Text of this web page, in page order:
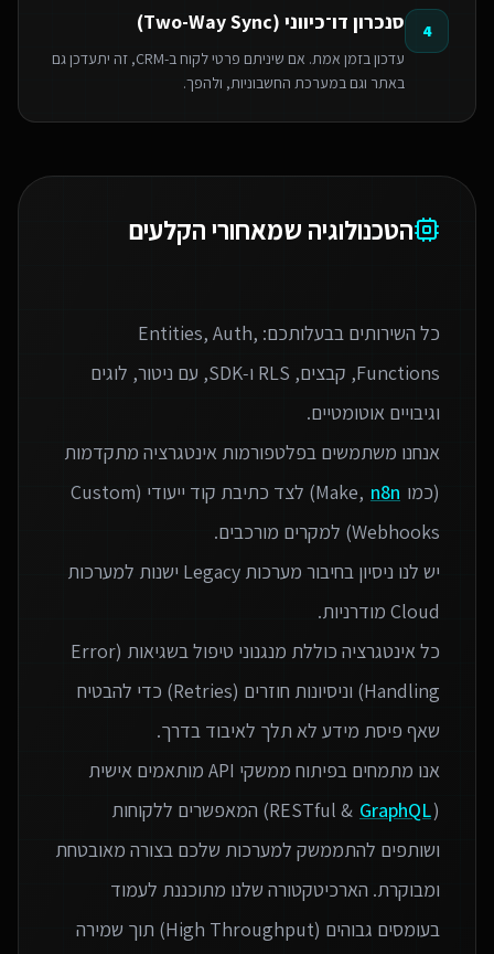
4 סנכרון דו־כיווני (Two-Way Sync)
עדכון בזמן אמת. אם שיניתם פרטי לקוח ב-CRM, זה יתעדכן גם
באתר וגם במערכת החשבוניות, ולהפך.
הטכנולוגיה שמאחורי הקלעים
כל השירותים בבעלותכם: Entities, Auth,
Functions, קבצים, RLS ו‑SDK, עם ניטור, לוגים
אנחנו משתמשים בפלטפורמות אינטגרציה מתקדמות
(כמו Make, n8n
) לצד כתיבת קוד ייעודי (Custom
יש לנו ניסיון בחיבור מערכות Legacy ישנות למערכות
כל אינטגרציה כוללת מנגנוני טיפול בשגיאות (Error
Handling) וניסיונות חוזרים (Retries) כדי להבטיח
אנו מתמחים בפיתוח ממשקי API מותאמים אישית
(RESTful &
GraphQL
) המאפשרים ללקוחות
ושותפים להתממשק למערכות שלכם בצורה מאובטחת
ומבוקרת. הארכיטקטורה שלנו מתוכננת לעמוד
בעומסים גבוהים (High Throughput) תוך שמירה